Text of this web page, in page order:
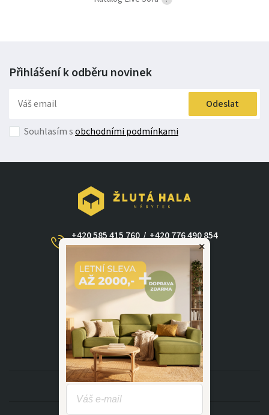
Přihlášení k odběru novinek
Odeslat
Souhlasím sobchodními podmínkami
+420 585 415 760 / +420 776 490 854
dotazy@zlutahala.cz
KATEGORIE
×